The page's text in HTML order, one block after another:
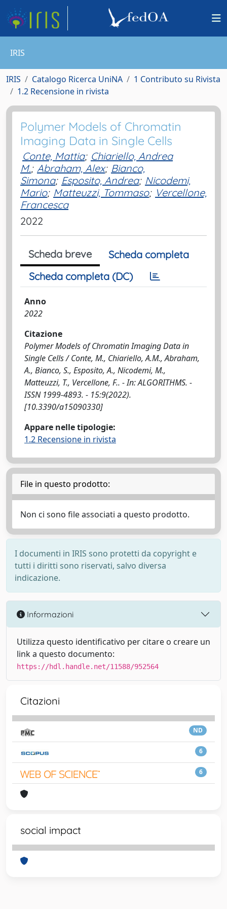
IRIS
IRIS Catalogo Ricerca UniNA
1 Contributo su Rivista
1.2 Recensione in rivista
Polymer Models of Chromatin
Imaging Data in Single Cells
Conte, Mattia; Chiariello, Andrea
M.; Abraham, Alex; Bianco,
Simona; Esposito, Andrea; Nicodemi,
Mario; Matteuzzi, Tommaso; Vercellone,
Francesca
2022
Scheda breve
Scheda completa
Scheda completa (DC)
Anno
2022
Citazione
Polymer Models of Chromatin Imaging Data in
Single Cells / Conte, M., Chiariello, A.M., Abraham,
A., Bianco, S., Esposito, A., Nicodemi, M.,
Matteuzzi, T., Vercellone, F.. - In: ALGORITHMS. -
ISSN 1999-4893. - 15:9(2022).
[10.3390/a15090330]
Appare nelle tipologie:
1.2 Recensione in rivista
File in questo prodotto:
Non ci sono file associati a questo prodotto.
I documenti in IRIS sono protetti da copyright e
tutti i diritti sono riservati, salvo diversa
indicazione.
Informazioni
Utilizza questo identificativo per citare o creare un
link a questo documento:
https://hdl.handle.net/11588/952564
Citazioni
ND
6
6
social impact